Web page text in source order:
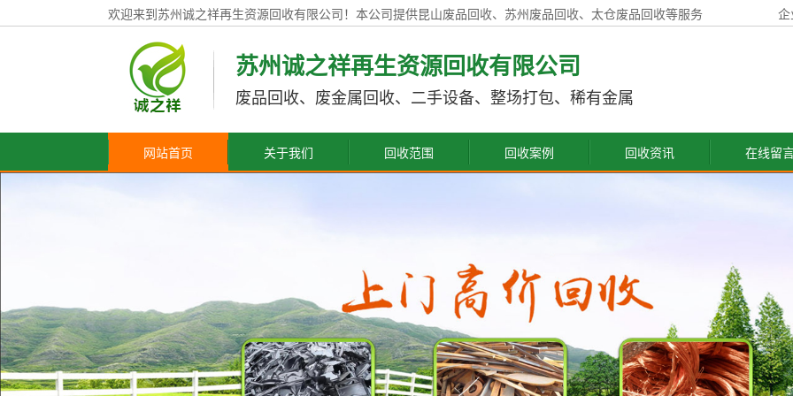
欢迎来到苏州诚之祥再生资源回收有限公司！本公司提供昆山废品回收、苏州废品回收、太仓废品回收等服务
苏州诚之祥再生资源回收有限公司
废品回收、废金属回收、二手设备、整场打包、稀有金属
网站首页 关于我们 回收范围 回收案例 回收资讯 在线留